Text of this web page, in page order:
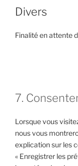
Divers
Finalité en attente
divers
7.
Lorsque vous
nous vous
explication sur les
« Enregistrer les